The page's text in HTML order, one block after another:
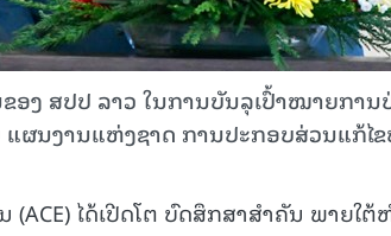
ສປປ ລາວ ໃນການບັນລຸເປົ້າໝາຍການ
ແຜນງານແຫ່ງຊາດ ການປະກອບສ່ວນແກ້
(ACE) ໄດ້ເປີດໂຕ ບົດສຶກສາສໍາຄັນ ພາຍ